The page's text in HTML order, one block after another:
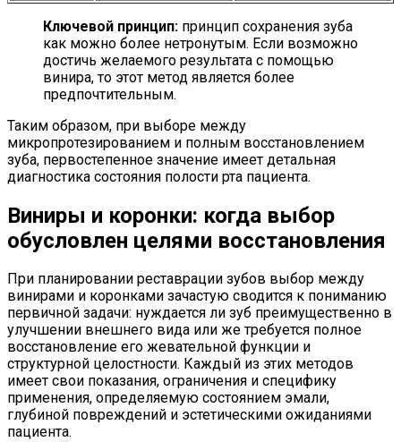
Ключевой принцип: принцип сохранения зуба
как можно более нетронутым. Если возможно
достичь желаемого результата с помощью
винира, то этот метод является более
предпочтительным.
Таким образом, при выборе между
микропротезированием и полным восстановлением
зуба, первостепенное значение имеет детальная
диагностика состояния полости рта пациента.
Виниры и коронки: когда выбор
обусловлен целями восстановления
При планировании реставрации зубов выбор между
винирами и коронками зачастую сводится к пониманию
первичной задачи: нуждается ли зуб преимущественно в
улучшении внешнего вида или же требуется полное
восстановление его жевательной функции и
структурной целостности. Каждый из этих методов
имеет свои показания, ограничения и специфику
применения, определяемую состоянием эмали,
глубиной повреждений и эстетическими ожиданиями
пациента.